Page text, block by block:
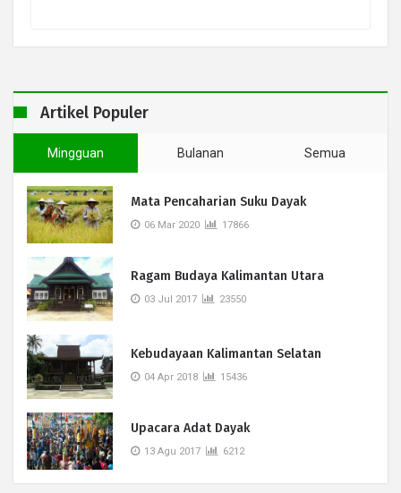
Artikel Populer
Mingguan Bulanan Semua
Mata Pencaharian Suku Dayak
06 Mar 2020 17866
Ragam Budaya Kalimantan Utara
03 Jul 2017 23550
Kebudayaan Kalimantan Selatan
04 Apr 2018 15436
Upacara Adat Dayak
13 Agu 2017 6212